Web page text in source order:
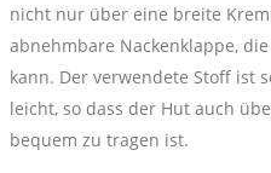
nicht nur über eine breite
abnehmbare Nackenklappe,
kann. Der verwendete Stoff ist
leicht, so dass der Hut auch
bequem zu tragen ist.